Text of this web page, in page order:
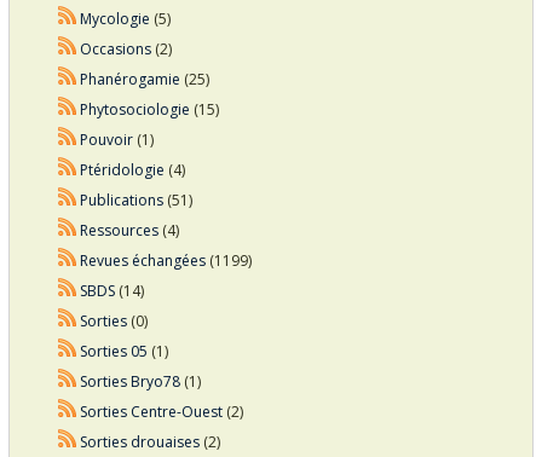
Mycologie (5)
Occasions(2)
Phanérogamie (25)
Phytosociologie (15)
Pouvoir(1)
Ptéridologie (4)
Publications(51)
Ressources(4)
Revues échangées(1199)
SBDS(14)
Sorties(0)
Sorties 05 (1)
Sorties Bryo78(1)
Sorties Centre-Ouest(2)
Sorties drouaises(2)